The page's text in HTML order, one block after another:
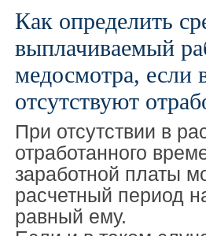
Как определить
выплачиваемый
медосмотра, если
отсутствуют
При отсутствии в
отработанного
заработной платы
расчетный период
равный ему.